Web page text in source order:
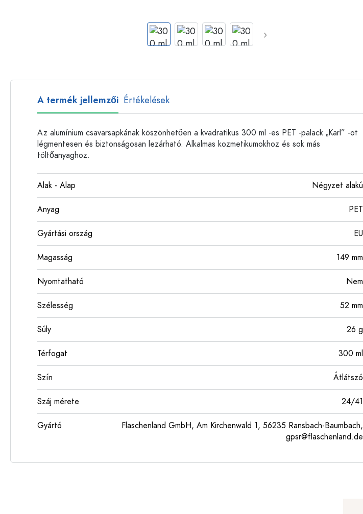
A termék jellemzői Értékelések
Az alumínium csavarsapkának köszönhetően a kvadratikus 300 ml -es PET -palack „Karl” -ot
légmentesen és biztonságosan lezárható. Alkalmas kozmetikumokhoz és sok más
töltőanyaghoz.
Alak - Alap Négyzet alakú
Anyag PET
Gyártási ország EU
Magasság 149 mm
Nyomtatható Nem
Szélesség 52 mm
Súly 26 g
Térfogat 300 ml
Szín Átlátszó
Száj mérete 24/41
Gyártó
Flaschenland GmbH, Am Kirchenwald 1, 56235 Ransbach-Baumbach,
gpsr@flaschenland.de